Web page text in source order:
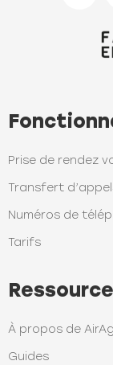
Prise de rendez
Transfert
Numéros de
Tarifs
À propos de
Guides